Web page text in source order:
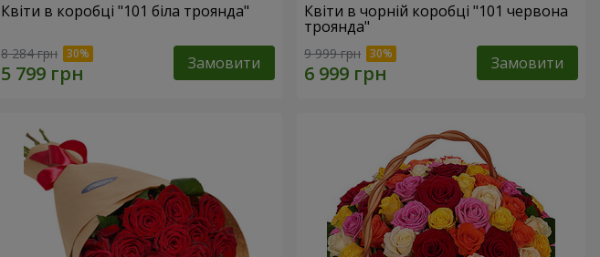
Квіти в коробці "101 біла троянда"
8 284 грн Замовити
Квіти в чорній коробці "101 червона
троянда"
9 999 грн Замовити